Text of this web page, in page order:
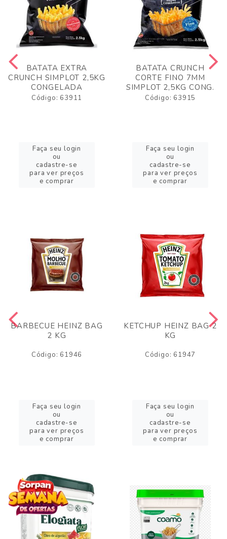
BATATA EXTRA
CRUNCH SIMPLOT 2,5KG
CONGELADA
Código: 63911
Faça seu login
ou
cadastre-se
para ver preços
e comprar
BATATA CRUNCH
CORTE FINO 7MM
SIMPLOT 2,5KG CONG.
Código: 63915
Faça seu login
ou
cadastre-se
para ver preços
e comprar
BARBECUE HEINZ BAG
2 KG
Código: 61946
Faça seu login
ou
cadastre-se
para ver preços
e comprar
KETCHUP HEINZ BAG 2
KG
Código: 61947
Faça seu login
ou
cadastre-se
para ver preços
e comprar